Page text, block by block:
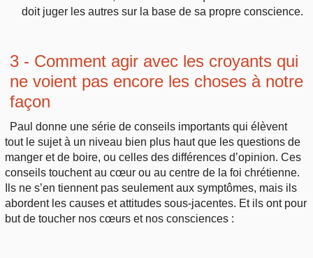
doit juger les autres sur la base de sa propre conscience.
3 - Comment agir avec les croyants qui
ne voient pas encore les choses à notre
façon
Paul donne une série de conseils importants qui élèvent
tout le sujet à un niveau bien plus haut que les questions de
manger et de boire, ou celles des différences d’opinion. Ces
conseils touchent au cœur ou au centre de la foi chrétienne.
Ils ne s’en tiennent pas seulement aux symptômes, mais ils
abordent les causes et attitudes sous-jacentes. Et ils ont pour
but de toucher nos cœurs et nos consciences :